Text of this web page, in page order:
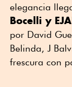
elegancia
Bocelli y
por David
Belinda, J
frescura con